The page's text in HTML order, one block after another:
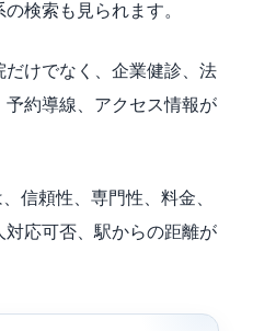
検索も見られます。
けでなく、企業健診、法
予約導線、アクセス情報が
信頼性、専門性、料金、
応可否、駅からの距離が